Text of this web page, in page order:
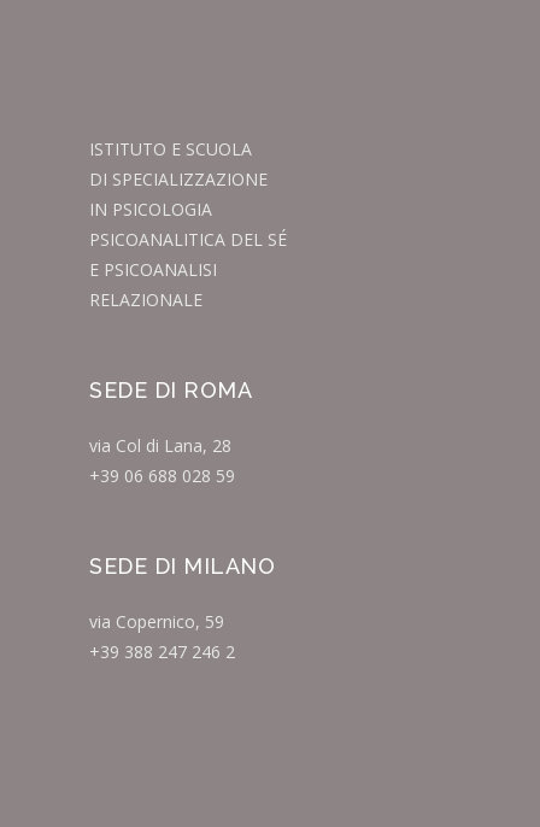
ISTITUTO E SCUOLA
DI SPECIALIZZAZIONE
IN PSICOLOGIA
PSICOANALITICA DEL SÉ
E PSICOANALISI
RELAZIONALE
SEDE DI ROMA
via Col di Lana, 28
+39 06 688 028 59
SEDE DI MILANO
via Copernico, 59
+39 388 247 246 2